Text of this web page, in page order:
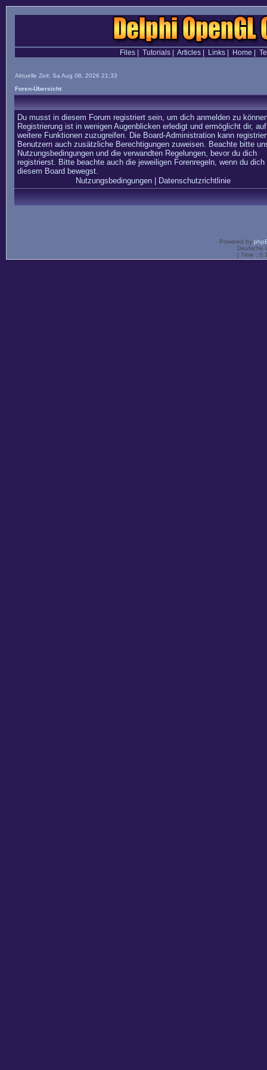
Files| Tutorials| Articles| Links| Home
Aktuelle Zeit: Sa Aug 08, 2026 21:33
Foren-Übersicht
Du musst in diesem Forum registriert sein, um dich anmelden zu
Registrierung ist in wenigen Augenblicken erledigt und ermöglicht dir, auf
weitere Funktionen zuzugreifen. Die Board-Administration kann
Benutzern auch zusätzliche Berechtigungen zuweisen. Beachte bitte
Nutzungsbedingungen und die verwandten Regelungen, bevor du dich
registrierst. Bitte beachte auch die jeweiligen Forenregeln, wenn du dich
diesem Board bewegst.
Nutzungsbedingungen| Datenschutzrichtlinie
Powered by
Deutsche
[ Time :